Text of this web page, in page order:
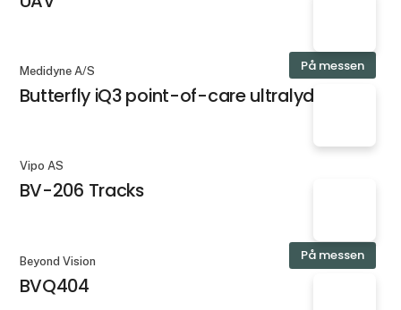
På messen
Medidyne A/S
Butterfly iQ3 point-of-care ultralyd
Vipo AS
BV-206 Tracks
På messen
Beyond Vision
BVQ404